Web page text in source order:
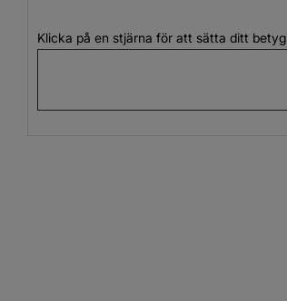
Klicka på en stjärna för att sätta ditt betyg